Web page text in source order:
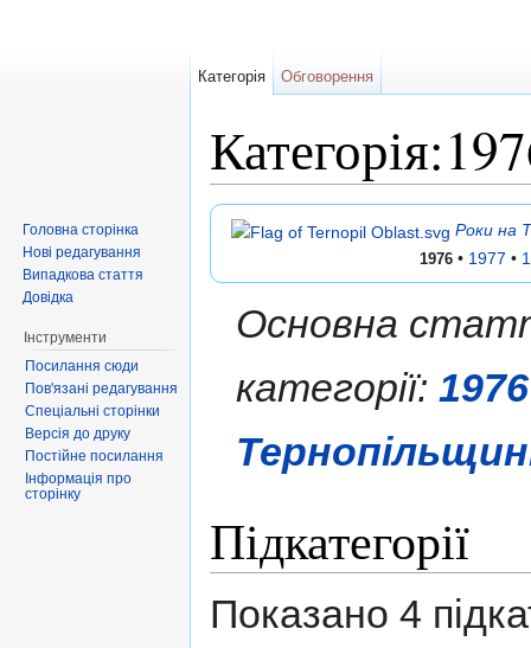
Роки на
1976 • 1977 •
Основна
категорії:
Підкатегорії
Показано 4
Категорія Обговорення
Головна сторінка
Нові редагування
Випадкова стаття
Довідка
Інструменти
Посилання сюди
Пов'язані редагування
Спеціальні сторінки
Версія до друку
Постійне посилання
Інформація про
сторінку